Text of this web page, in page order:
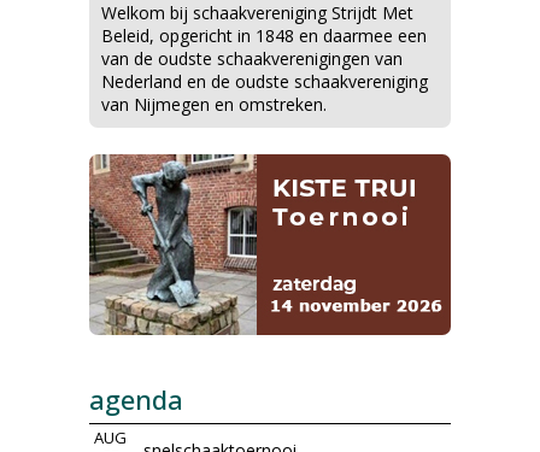
Welkom bij schaakvereniging Strijdt Met
Beleid, opgericht in 1848 en daarmee een
van de oudste schaakverenigingen van
Nederland en de oudste schaakvereniging
van Nijmegen en omstreken.
agenda
AUG